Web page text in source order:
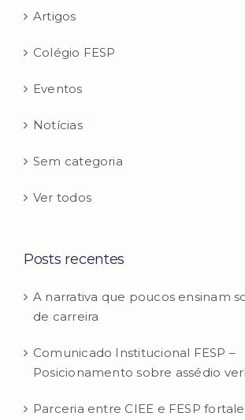
Artigos
Colégio FESP
Eventos
Notícias
Sem categoria
Ver todos
Posts recentes
A narrativa que poucos ensinam
de carreira
Comunicado Institucional FESP –
Posicionamento sobre assédio
Parceria entre CIEE e FESP